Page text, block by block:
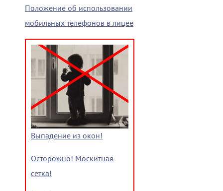
Положение об использовании
мобильных телефонов в лицее
Выпадение из окон!
Осторожно! Москитная
сетка!